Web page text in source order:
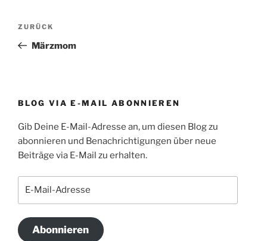
Beitragsnavigation
Vorheriger
Beitrag
ZURÜCK
Märzmom
BLOG VIA E-MAIL ABONNIEREN
Gib Deine E-Mail-Adresse an, um diesen Blog zu
abonnieren und Benachrichtigungen über neue
Beiträge via E-Mail zu erhalten.
Abonnieren